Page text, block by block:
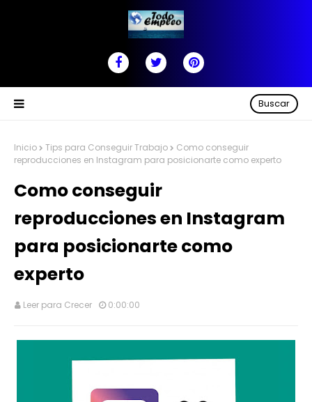
Buscar
Inicio Tips para Conseguir Trabajo
Como conseguir
reproducciones en Instagram para posicionarte como experto
Como conseguir
reproducciones en Instagram
para posicionarte como
experto
Leer para Crecer 0:00:00